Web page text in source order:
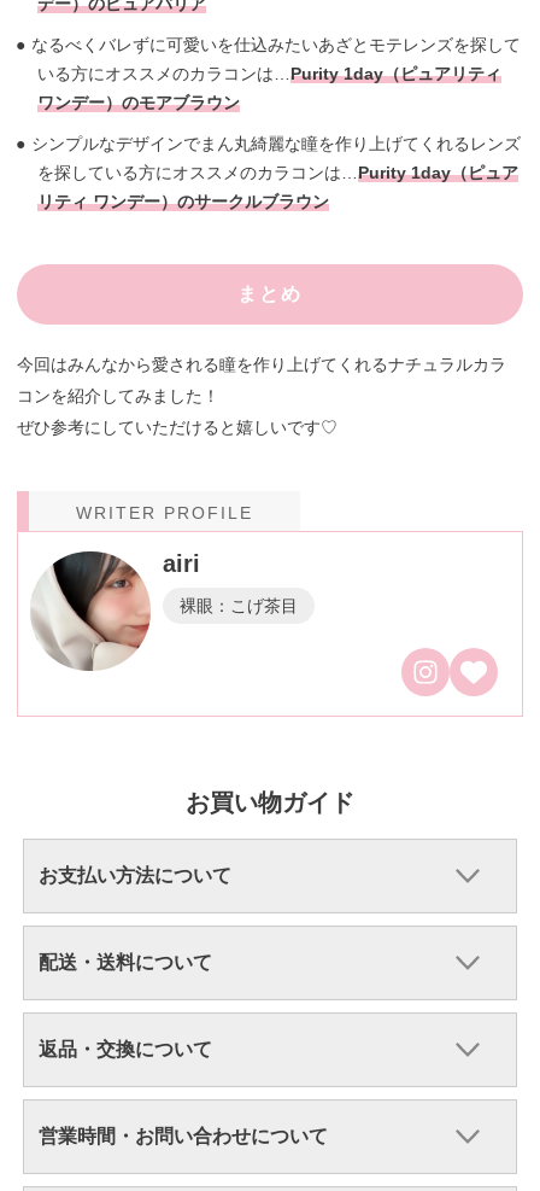
デー）のピュアバリア
なるべくバレずに可愛いを仕込みたいあざとモテレンズを探して
いる方にオススメのカラコンは…Purity 1day（ピュアリティ
ワンデー）のモアブラウン
シンプルなデザインでまん丸綺麗な瞳を作り上げてくれるレンズ
を探している方にオススメのカラコンは…Purity 1day（ピュア
リティ ワンデー）のサークルブラウン
まとめ
今回はみんなから愛される瞳を作り上げてくれるナチュラルカラ
コンを紹介してみました！
ぜひ参考にしていただけると嬉しいです♡
WRITER PROFILE
airi
裸眼：こげ茶目
お買い物ガイド
お支払い方法について
配送・送料について
返品・交換について
営業時間・お問い合わせについて